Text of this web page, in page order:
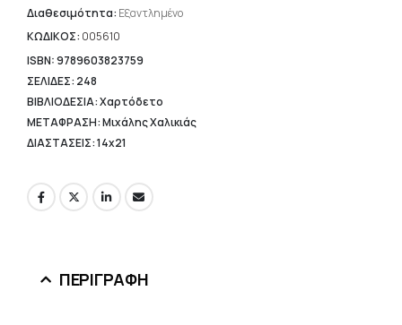
είναι:
10,39 €.
Διαθεσιμότητα: Εξαντλημένο
ΚΩΔΙΚΟΣ: 005610
ISBN: 9789603823759
ΣΕΛΙΔΕΣ: 248
ΒΙΒΛΙΟΔΕΣΙΑ: Χαρτόδετο
ΜΕΤΑΦΡΑΣΗ: Μιχάλης Χαλικιάς
ΔΙΑΣΤΑΣΕΙΣ: 14x21
ΠΕΡΙΓΡΑΦΉ